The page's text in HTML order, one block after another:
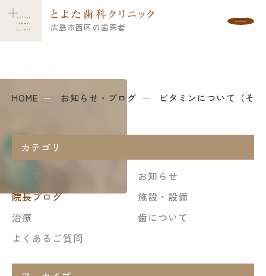
広島市西区の歯医者
HOME お知らせ・ブログ ビタミンについて（そ
カテゴリ
すべて
お知らせ
院長ブログ
施設・設備
治療
歯について
よくあるご質問